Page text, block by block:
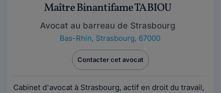
Maître Binantifame TABIOU
Avocat au barreau de Strasbourg
Bas-Rhin, Strasbourg, 67000
Contacter cet avocat
Cabinet d'avocat à Strasbourg, actif en droit du travail,